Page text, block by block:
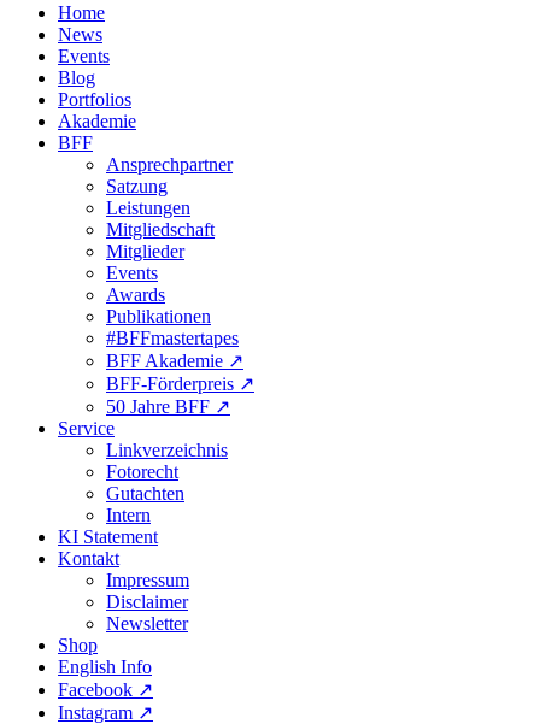
Home
News
Events
Blog
Portfolios
Akademie
BFF
Ansprechpartner
Satzung
Leistungen
Mitgliedschaft
Mitglieder
Events
Awards
Publikationen
#BFFmastertapes
BFF Akademie ↗︎
BFF-Förderpreis ↗︎
50 Jahre BFF ↗︎
Service
Linkverzeichnis
Fotorecht
Gutachten
Intern
KI Statement
Kontakt
Impressum
Disclaimer
Newsletter
Shop
English Info
Facebook ↗︎
Instagram ↗︎